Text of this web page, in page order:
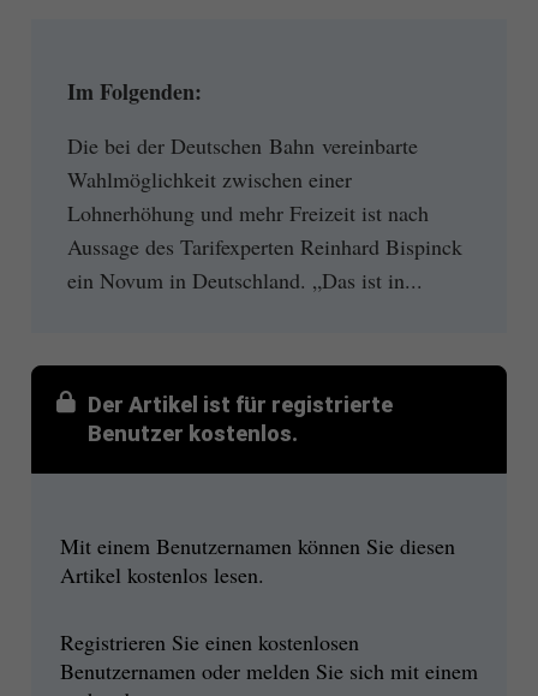
Im Folgenden:
Die bei der Deutschen Bahn vereinbarte
Wahlmöglichkeit zwischen einer
Lohnerhöhung und mehr Freizeit ist nach
Aussage des Tarifexperten Reinhard Bispinck
ein Novum in Deutschland. „Das ist in...
Der Artikel ist für registrierte
Benutzer kostenlos.
Mit einem Benutzernamen können Sie diesen
Artikel kostenlos lesen.
Registrieren Sie einen kostenlosen
Benutzernamen oder melden Sie sich mit einem